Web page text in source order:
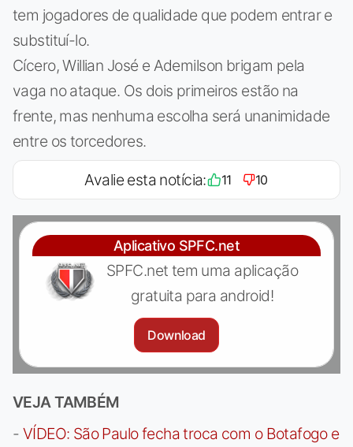
tem jogadores de qualidade que podem entrar e
substituí-lo.
Cícero, Willian José e Ademilson brigam pela
vaga no ataque. Os dois primeiros estão na
frente, mas nenhuma escolha será unanimidade
entre os torcedores.
Avalie esta notícia: 11 10
Aplicativo SPFC.net
SPFC.net tem uma aplicação
gratuita para android!
Download
VEJA TAMBÉM
- VÍDEO: São Paulo fecha troca com o Botafogo e